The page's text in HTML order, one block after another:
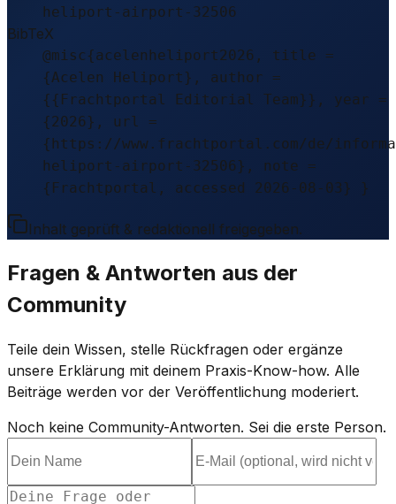
heliport-airport-32506
BibTeX
@misc{acelenheliport2026, title =
{Acelen Heliport}, author =
{{Frachtportal Editorial Team}}, year =
{2026}, url =
{https://www.frachtportal.com/de/
heliport-airport-32506}, note =
{Frachtportal, accessed 2026-08-03} }
Inhalt geprüft & redaktionell freigegeben.
Fragen & Antworten aus der
Community
Teile dein Wissen, stelle Rückfragen oder ergänze
unsere Erklärung mit deinem Praxis-Know-how. Alle
Beiträge werden vor der Veröffentlichung moderiert.
Noch keine Community-Antworten. Sei die erste Person.